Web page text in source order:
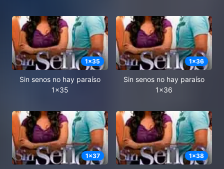
1x35
Sin senos no hay paraíso
1x35
1x36
Sin senos no hay paraíso
1x36
1x37 1x38